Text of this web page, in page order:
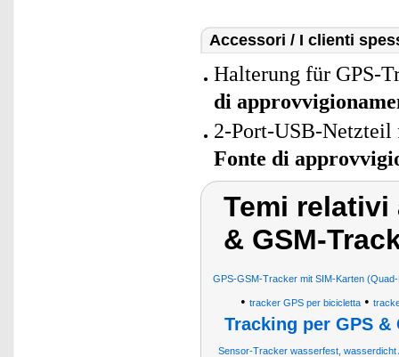
Accessori / I clienti
Halterung für GPS-
di
2-Port-USB-Netzteil
Fonte di
Temi relativi
& GSM-
GPS-GSM-Tracker mit SIM-Karten
• tracker GPS per bicicletta•
Tracking per GPS &
Sensor-Tracker wasserfest, wasserdicht